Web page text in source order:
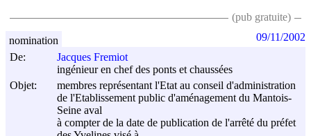
(pub gratuite)
De:
Jacques Fremiot
ingénieur en chef des ponts et chaussées
Objet:
membres représentant l'Etat au conseil d'administration
de l'Etablissement public d'aménagement du Mantois-
Seine aval
à compter de la date de publication de l'arrêté du préfet
nomination 09/11/2002